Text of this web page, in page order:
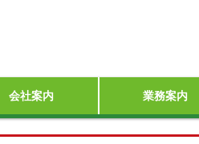
会社案内 業務案内